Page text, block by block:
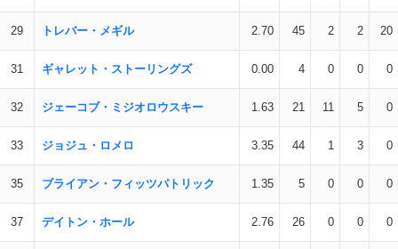
29 トレバー・メギル 2.70 45 2 2 20
31 ギャレット・ストーリングズ 0.00 4 0 0 0
32 ジェーコブ・ミジオロウスキー 1.63 21 11 5 0
33 ジョジュ・ロメロ 3.35 44 1 3 0
35 ブライアン・フィッツパトリック 1.35 5 0 0 0
37 デイトン・ホール 2.76 26 0 0 0